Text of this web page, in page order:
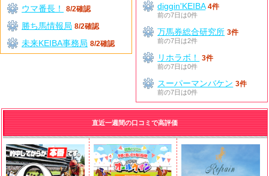
diggin'KEIBA 4件
前の7日は0件
万馬券総合研究所 3件
前の7日は2件
リホラボ！
3件
前の7日は0件
スーパーマンバケン 3件
前の7日は0件
ウマ番長！ 8/2確認
勝ち馬情報局 8/2確認
未来KEIBA事務局 8/2確認
直近一週間の口コミで高評価